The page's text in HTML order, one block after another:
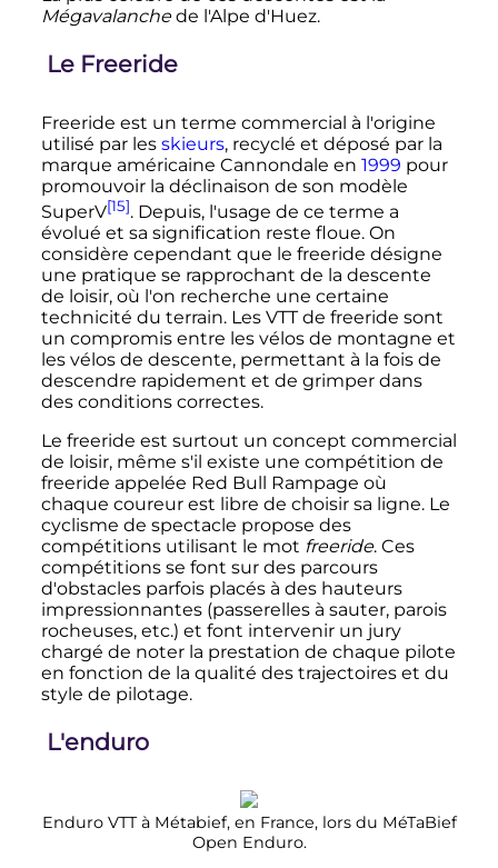
Mégavalanchede l'Alpe d'Huez.
Le Freeride
Freeride est un terme commercial à l'origine
utilisé par les skieurs, recyclé et déposé par la
marque américaine Cannondale en 1999 pour
promouvoir la déclinaison de son modèle
SuperV[15]. Depuis, l'usage de ce terme a
évolué et sa signification reste floue. On
considère cependant que le freeride désigne
une pratique se rapprochant de la descente
de loisir, où l'on recherche une certaine
technicité du terrain. Les VTT de freeride sont
un compromis entre les vélos de montagne et
les vélos de descente, permettant à la fois de
descendre rapidement et de grimper dans
des conditions correctes.
Le freeride est surtout un concept commercial
de loisir, même s'il existe une compétition de
freeride appelée Red Bull Rampage où
chaque coureur est libre de choisir sa ligne. Le
cyclisme de spectacle propose des
compétitions utilisant le mot freeride. Ces
compétitions se font sur des parcours
d'obstacles parfois placés à des hauteurs
impressionnantes (passerelles à sauter, parois
rocheuses, etc.) et font intervenir un jury
chargé de noter la prestation de chaque pilote
en fonction de la qualité des trajectoires et du
style de pilotage.
L'enduro
Enduro VTT à Métabief, en France, lors du MéTaBief
Open Enduro.